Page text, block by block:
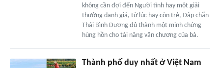
không cần đợi đến Người tình hay một giải
thưởng danh giá, từ lúc hãy còn trẻ, Đập chắn
Thái Bình Dương đủ thành một minh chứng
hùng hồn cho tài năng văn chương của bà.
Thành phố duy nhất ở Việt Nam